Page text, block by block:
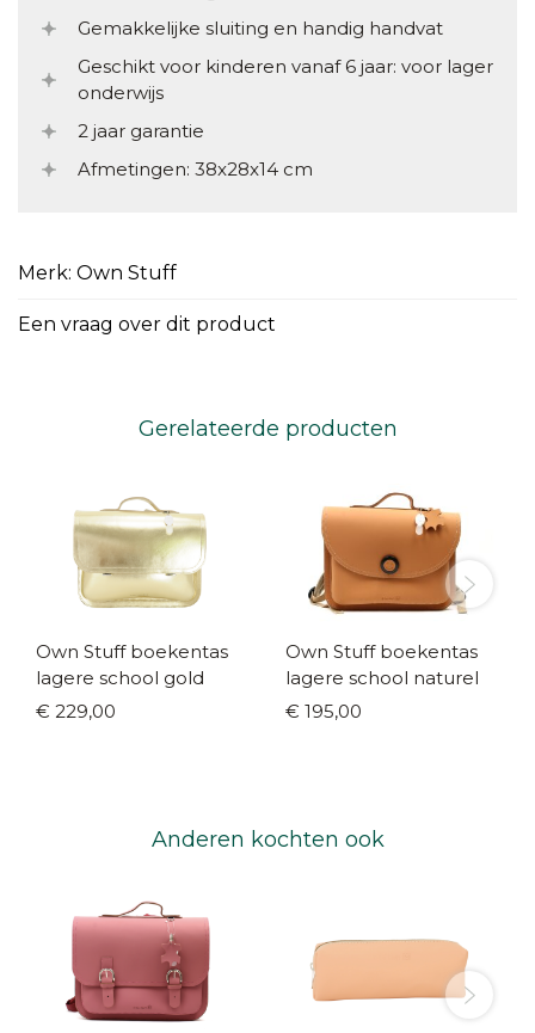
Gemakkelijke sluiting en handig handvat
Geschikt voor kinderen vanaf 6 jaar: voor lager
onderwijs
2 jaar garantie
Afmetingen: 38x28x14 cm
Merk: Own Stuff
Een vraag over dit product
Gerelateerde producten
Own Stuff boekentas
lagere school gold
€ 229,00
Own Stuff boekentas
lagere school naturel
€ 195,00
Anderen kochten ook